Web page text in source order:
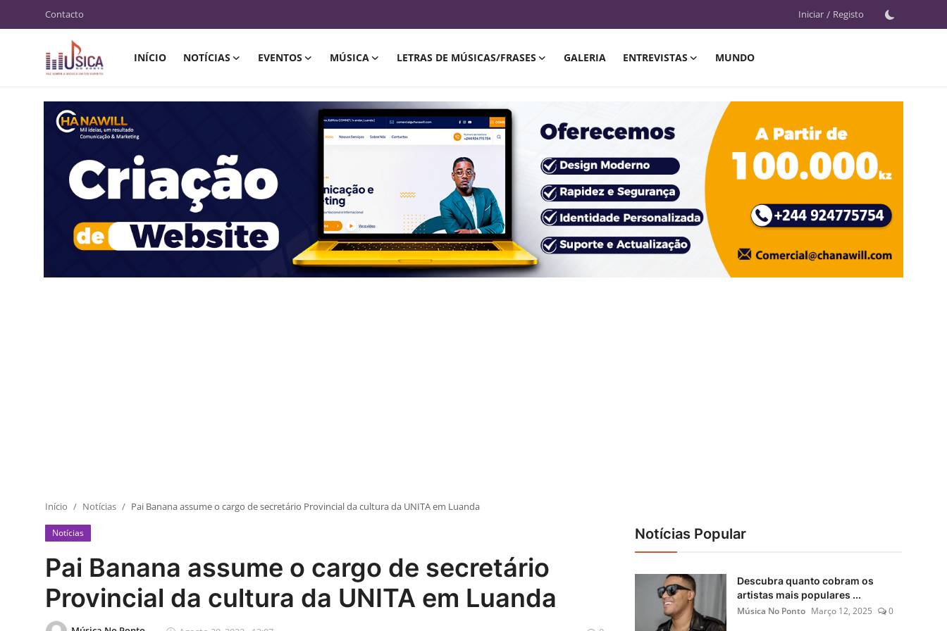
Contacto Iniciar / Registo
INÍCIO NOTÍCIAS EVENTOS MÚSICA LETRAS DE MÚSICAS/FRASES GALERIA ENTREVISTAS MUNDO
Início Notícias Pai Banana assume o cargo de secretário Provincial da cultura da UNITA em Luanda
Notícias
Pai Banana assume o cargo de secretário
Provincial da cultura da UNITA em Luanda
Notícias Popular
Descubra quanto cobram os
artistas mais populares ...
Música No Ponto Março 12, 2025 0